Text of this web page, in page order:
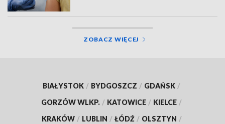
ZOBACZ WIĘCEJ
BIAŁYSTOK / BYDGOSZCZ / GDAŃSK /
GORZÓW WLKP. / KATOWICE / KIELCE /
KRAKÓW / LUBLIN / ŁÓDŹ / OLSZTYN /